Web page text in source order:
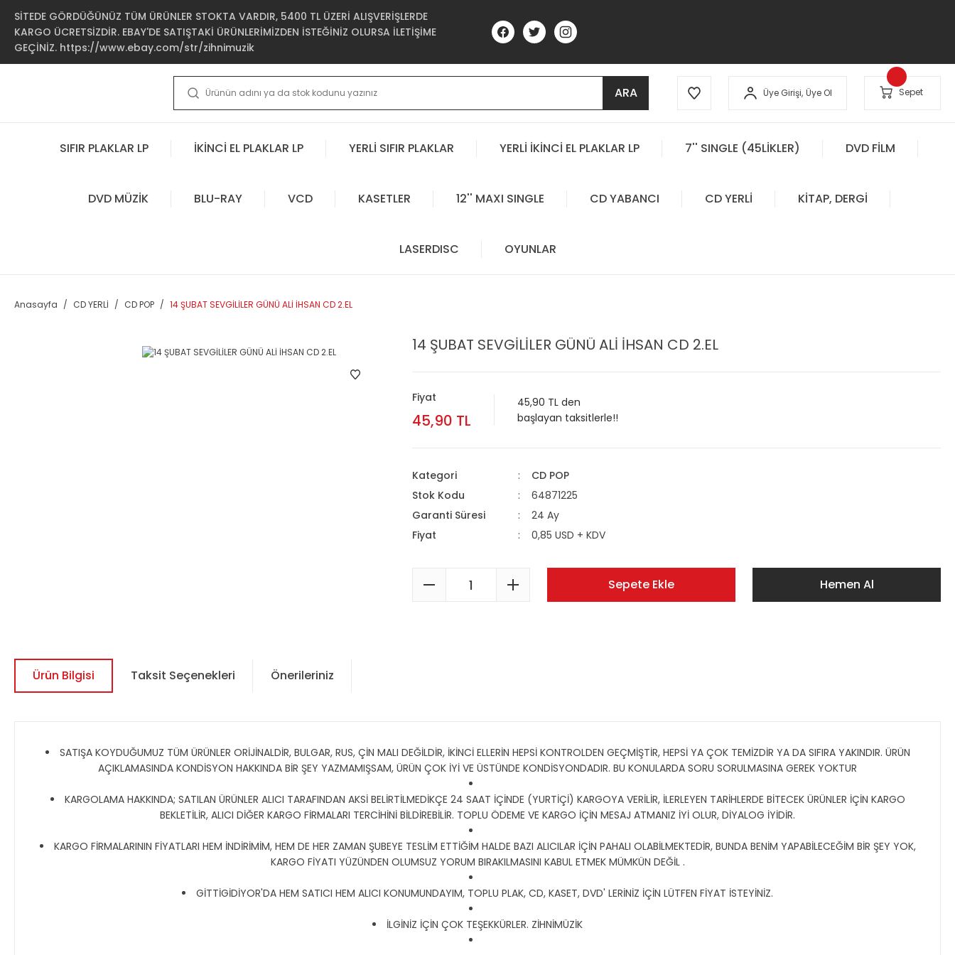
SİTEDE GÖRDÜĞÜNÜZ TÜM ÜRÜNLER STOKTA VARDIR, 5400 TL ÜZERİ ALIŞVERİŞLERDE
KARGO ÜCRETSİZDİR. EBAY'DE SATIŞTAKİ ÜRÜNLERİMİZDEN İSTEĞİNİZ OLURSA İLETİŞİME
GEÇİNİZ. https://www.ebay.com/str/zihnimuzik
ARA Üye Girişi, Üye Ol Sepet
SIFIR PLAKLAR LP İKİNCİ EL PLAKLAR LP YERLİ SIFIR PLAKLAR YERLİ İKİNCİ EL PLAKLAR LP 7'' SINGLE (45LİKLER) DVD FİLM
DVD MÜZİK BLU-RAY VCD KASETLER 12'' MAXI SINGLE CD YABANCI CD YERLİ KİTAP, DERGİ
LASERDISC OYUNLAR
Anasayfa CD YERLİ CD POP 14 ŞUBAT SEVGİLİLER GÜNÜ ALİ İHSAN CD 2.EL
14 ŞUBAT SEVGİLİLER GÜNÜ ALİ İHSAN CD 2.EL
Fiyat
45,90 TL
45,90 TL den
başlayan taksitlerle!!
Kategori
CD POP
Stok Kodu
64871225
Garanti Süresi
24 Ay
Fiyat
0,85 USD + KDV
Sepete Ekle Hemen Al
Ürün Bilgisi Taksit Seçenekleri Önerileriniz
SATIŞA KOYDUĞUMUZ TÜM ÜRÜNLER ORİJİNALDİR, BULGAR, RUS, ÇİN MALI DEĞİLDİR, İKİNCİ ELLERİN HEPSİ KONTROLDEN GEÇMİŞTİR, HEPSİ YA ÇOK TEMİZDİR YA DA SIFIRA YAKINDIR. ÜRÜN
AÇIKLAMASINDA KONDİSYON HAKKINDA BİR ŞEY YAZMAMIŞSAM, ÜRÜN ÇOK İYİ VE ÜSTÜNDE KONDİSYONDADIR. BU KONULARDA SORU SORULMASINA GEREK YOKTUR
KARGOLAMA HAKKINDA; SATILAN ÜRÜNLER ALICI TARAFINDAN AKSİ BELİRTİLMEDİKÇE 24 SAAT İÇİNDE (YURTİÇİ) KARGOYA VERİLİR, İLERLEYEN TARİHLERDE BİTECEK ÜRÜNLER İÇİN KARGO
BEKLETİLİR, ALICI DİĞER KARGO FİRMALARI TERCİHİNİ BİLDİREBİLİR. TOPLU ÖDEME VE KARGO İÇİN MESAJ ATMANIZ İYİ OLUR, DİYALOG İYİDİR.
KARGO FİRMALARININ FİYATLARI HEM İNDİRİMİM, HEM DE HER ZAMAN ŞUBEYE TESLİM ETTİĞİM HALDE BAZI ALICILAR İÇİN PAHALI OLABİLMEKTEDİR, BUNDA BENİM YAPABİLECEĞİM BİR ŞEY YOK,
KARGO FİYATI YÜZÜNDEN OLUMSUZ YORUM BIRAKILMASINI KABUL ETMEK MÜMKÜN DEĞİL .
GİTTİGİDİYOR'DA HEM SATICI HEM ALICI KONUMUNDAYIM, TOPLU PLAK, CD, KASET, DVD' LERİNİZ İÇİN LÜTFEN FİYAT İSTEYİNİZ.
İLGİNİZ İÇİN ÇOK TEŞEKKÜRLER. ZİHNİMÜZİK